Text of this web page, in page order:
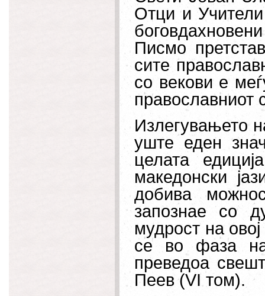
Отци и
Писмо
сите
со векови е
православниот
Излегувањето
уште еден
целата
македонски
добива
запознае со
мудрост на
се во фаза
преведоа
Пеев (VI том).